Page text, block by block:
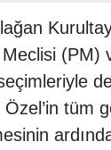
(PM)
tüm